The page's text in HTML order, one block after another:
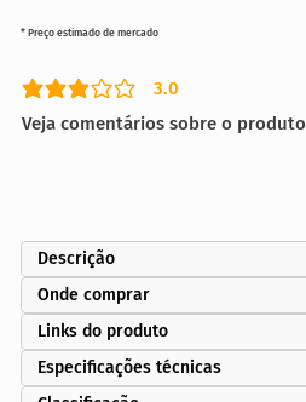
3.0
classificação média é 3 de 5
Veja comentários sobre o produto
* Preço estimado de mercado
Descrição
Onde comprar
Links do produto
Especificações técnicas